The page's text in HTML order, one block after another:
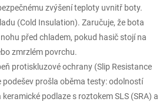
zvýšení teploty uvnitř boty.
(Cold Insulation). Zaručuje, že bota
před chladem, pokud hasič stojí na
zmrzlém povrchu.
protiskluzové ochrany (Slip Resistance
podešev prošla oběma testy: odolností
podlaze s roztokem SLS (SRA) a